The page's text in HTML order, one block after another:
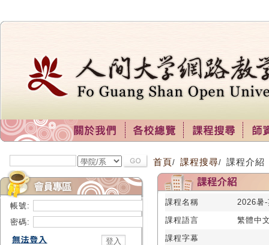
帳號:
密碼:
首頁/ 課程搜尋/ 課程介紹
課程名稱
2026暑
課程語言
繁體中
課程字幕